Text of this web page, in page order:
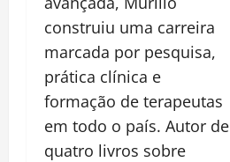
construiu uma carreira
marcada por pesquisa,
prática clínica e
formação de terapeutas
em todo o país. Autor de
quatro livros sobre